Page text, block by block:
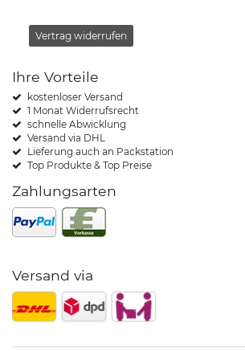
Vertrag widerrufen
Ihre Vorteile
kostenloser Versand
1 Monat Widerrufsrecht
schnelle Abwicklung
Versand via DHL
Lieferung auch an Packstation
Top Produkte & Top Preise
Zahlungsarten
Versand via